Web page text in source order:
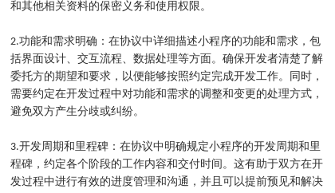
和其他相关资料的保密义务和使用权限。
2.功能和需求明确：在协议中详细描述小程序的功能和需求，包
括界面设计、交互流程、数据处理等方面。确保开发者清楚了解
委托方的期望和要求，以便能够按照约定完成开发工作。同时，
需要约定在开发过程中对功能和需求的调整和变更的处理方式，
避免双方产生分歧或纠纷。
3.开发周期和里程碑：在协议中明确规定小程序的开发周期和里
程碑，约定各个阶段的工作内容和交付时间。这有助于双方在开
发过程中进行有效的进度管理和沟通，并且可以提前预见和解决